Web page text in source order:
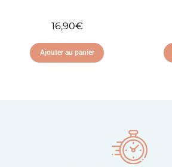
16,90€
Ajouter au panier